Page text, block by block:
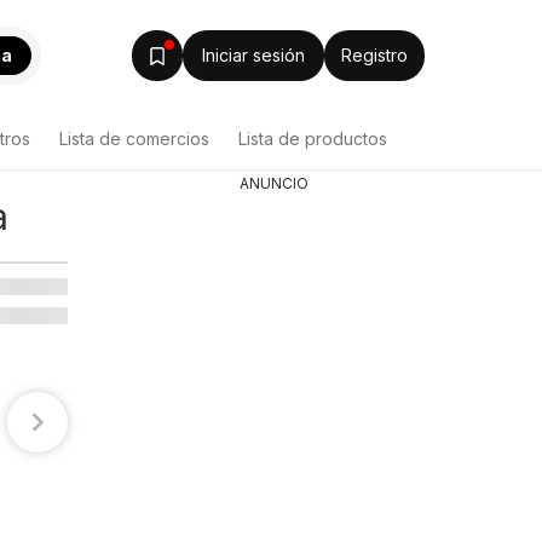
Iniciar sesión Registro
Lista de comercios Lista de productos
ANUNCIO